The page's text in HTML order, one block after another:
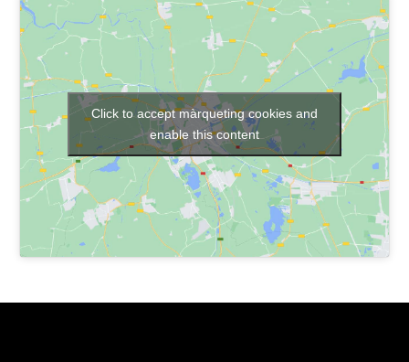
Click to accept màrqueting cookies and
enable this content